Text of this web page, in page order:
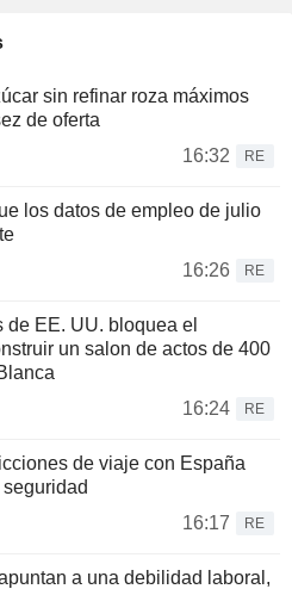
sin refinar roza máximos
de oferta
16:32
RE
los datos de empleo de julio
16:26
RE
EE. UU. bloquea el
un salon de actos de 400
16:24
RE
de viaje con España
16:17
RE
a una debilidad laboral,